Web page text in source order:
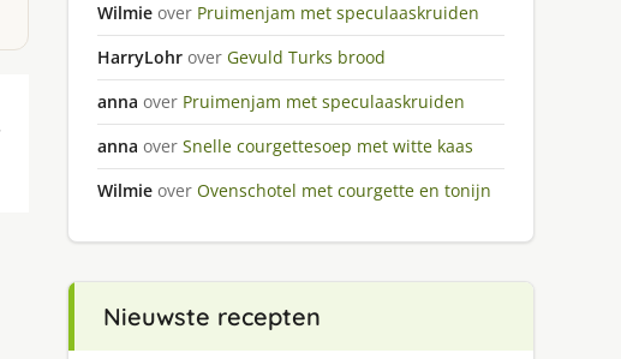
Wilmie over Pruimenjam met speculaaskruiden
HarryLohr over Gevuld Turks brood
anna over Pruimenjam met speculaaskruiden
anna over Snelle courgettesoep met witte kaas
Wilmie over Ovenschotel met courgette en tonijn
Nieuwste recepten